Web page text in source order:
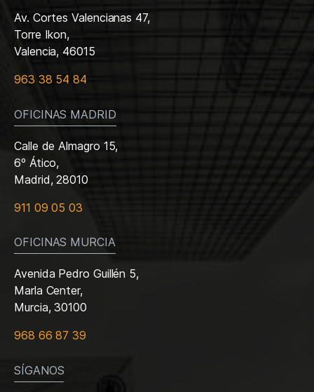
Av. Cortes Valencianas 47,
Torre Ikon,
Valencia, 46015
963 38 54 84
OFICINAS MADRID
Calle de Almagro 15,
6º Ático,
Madrid, 28010
911 09 05 03
OFICINAS MURCIA
Avenida Pedro Guillén 5,
Marla Center,
Murcia, 30100
968 66 87 39
SÍGANOS